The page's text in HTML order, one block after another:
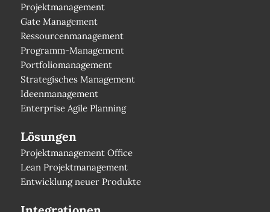
Projektmanagement
Gate Management
Ressourcenmanagement
Programm-Management
Portfoliomanagement
Strategisches Management
Ideenmanagement
Enterprise Agile Planning
Lösungen
Projektmanagement Office
Lean Projektmanagement
Entwicklung neuer Produkte